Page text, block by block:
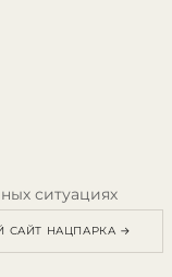
ситуациях
САЙТ НАЦПАРКА →